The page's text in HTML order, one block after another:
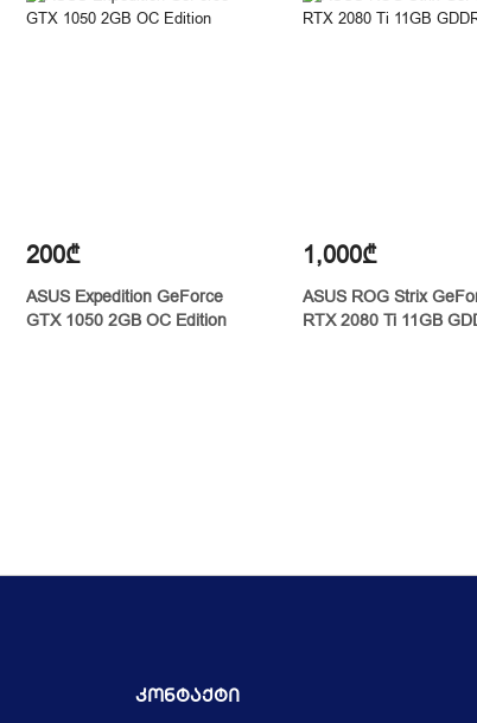
200₾
ASUS Expedition GeForce
GTX 1050 2GB OC Edition
1,000₾
ASUS ROG Strix
RTX 2080 Ti 11GB
Კონტაქტი